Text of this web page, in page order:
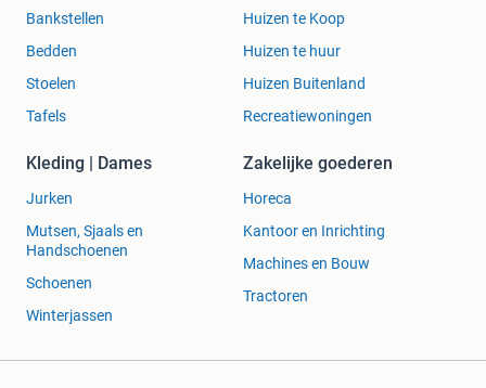
Bankstellen
Bedden
Stoelen
Tafels
Huizen te Koop
Huizen te huur
Huizen Buitenland
Recreatiewoningen
Kleding | Dames
Jurken
Mutsen, Sjaals en
Handschoenen
Schoenen
Winterjassen
Zakelijke goederen
Horeca
Kantoor en Inrichting
Machines en Bouw
Tractoren